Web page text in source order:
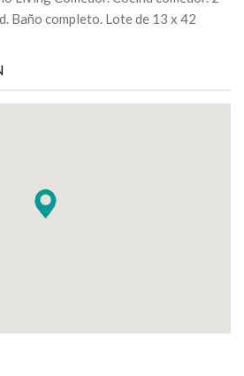
Baño completo. Lote de 13 x 42